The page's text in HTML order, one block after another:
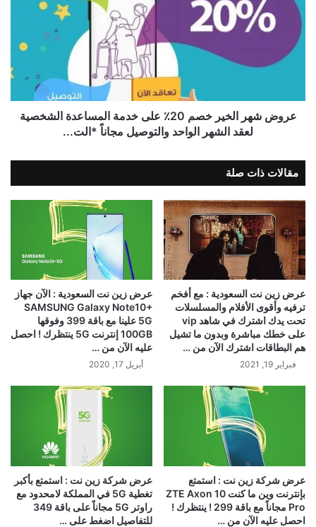
عروض شهر الخير خصم 20٪؜ على خدمة المساعدة الشخصية
لعقد الشهر الواحد والتوصيل مجاناً *الت...
مقالات ذات صلة
عرض زين نت السعودية : مع أفخم
ترفيه وأقوى الأفلام والمسلسلات
تحت يدك اشترك في شاهد vip
على خطك مباشرة وبدون ما تشيل
هم البطاقات اشترك الآن من …
فبراير 19, 2021
عرض زين نت السعودية : ‏‎الآن جهاز
SAMSUNG Galaxy Note10+
5G علينا مع باقة 399 وفوقها
100GB إنترنت 5G ينتظرك ! احصل
عليه الآن من …
أبريل 17, 2020
عرض شركة زين نت : استمتع
بإنترنت وين ما كنت ‏ZTE Axon 10
Pro مجاناً مع باقة 299 ! ينتظرك !
احصل عليه الآن من …
عرض شركة زين نت : استمتع بأكبر
تغطية 5G في المملكة لامحدود مع
راوتر 5G مجاناً على باقة 349
للتفاصيل اضغط على …